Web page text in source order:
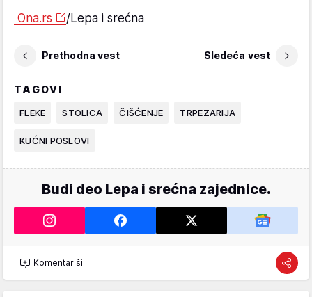
Ona.rs /Lepa i srećna
Prethodna vest Sledeća vest
TAGOVI
FLEKE STOLICA ČIŠĆENJE TRPEZARIJA
KUĆNI POSLOVI
Budi deo Lepa i srećna zajednice.
Komentariši